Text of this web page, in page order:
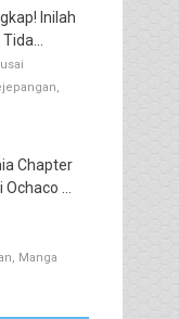
Inilah
Chapter
...
Manga